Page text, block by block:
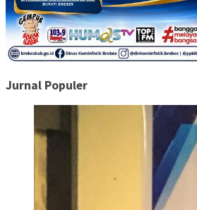
Jurnal Populer